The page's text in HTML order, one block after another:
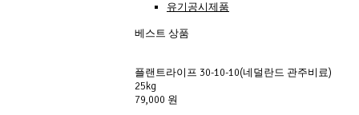
유기공시제품
베스트 상품
플랜트라이프 30-10-10(네덜란드 관주비료)
25kg
79,000 원